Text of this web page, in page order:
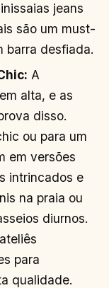
jeans
são um must-
barra desfiada.
A
alta, e as
disso.
ou para um
em versões
intrincados e
na praia ou
diurnos.
para
qualidade.